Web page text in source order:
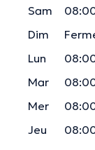
Sam
Dim
Lun
Mar
Mer
Jeu